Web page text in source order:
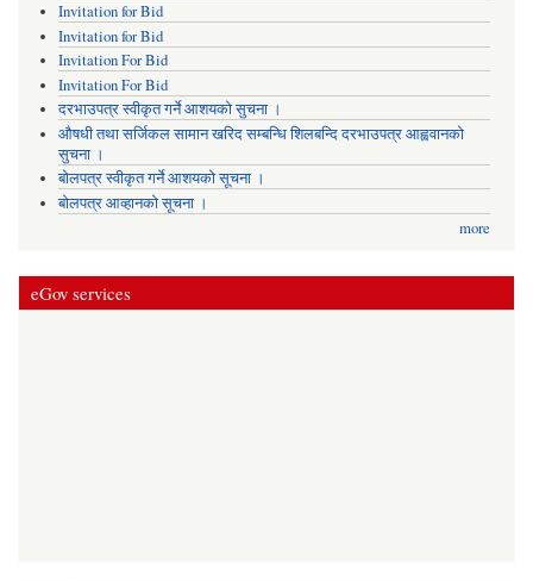
Invitation for Bid
Invitation for Bid
Invitation For Bid
Invitation For Bid
दरभाउपत्र स्वीकृत गर्ने आशयको सुचना ।
औषधी तथा सर्जिकल सामान खरिद सम्बन्धि शिलबन्दि दरभाउपत्र आह्ववानको
सुचना ।
बोलपत्र स्वीकृत गर्ने आशयको सूचना ।
बोलपत्र आव्हानको सूचना ।
more
eGov services